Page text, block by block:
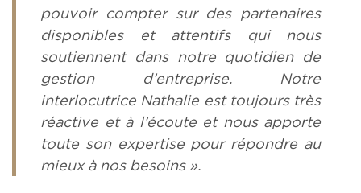
pouvoir compter sur des partenaires
disponibles et attentifs qui nous
soutiennent dans notre quotidien de
gestion d’entreprise. Notre
interlocutrice Nathalie est toujours très
réactive et à l’écoute et nous apporte
toute son expertise pour répondre au
mieux à nos besoins ».